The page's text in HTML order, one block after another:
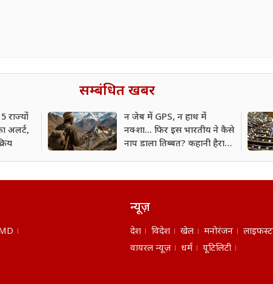
सम्बंधित खबर
राज्यों
अलर्ट,
न जेब में GPS, न हाथ में
नक्शा... फिर इस भारतीय ने कैसे
नाप डाला तिब्बत? कहानी हैरान
न्यूज़
देश विदेश खेल मनोरंजन
वायरल न्यूज़
धर्म यूटिलिटी